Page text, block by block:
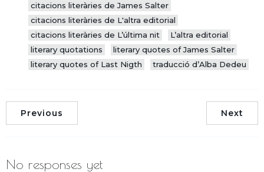
citacions literàries de James Salter
citacions literàries de L'altra editorial
citacions literàries de L’última nit
L’altra editorial
literary quotations
literary quotes of James Salter
literary quotes of Last Nigth
traducció d’Alba Dedeu
Previous Next
No responses yet